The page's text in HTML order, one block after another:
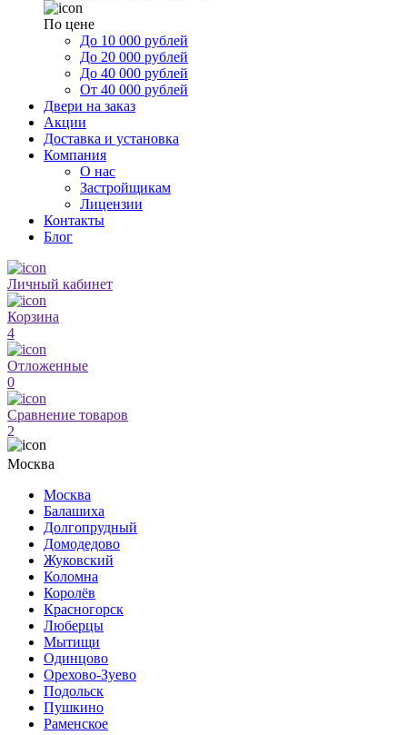
По цене
До 10 000 рублей
До 20 000 рублей
До 40 000 рублей
От 40 000 рублей
Двери на заказ
Акции
Доставка и установка
Компания
О нас
Застройщикам
Лицензии
Контакты
Блог
Личный кабинет
Корзина
4
Отложенные
0
Сравнение товаров
2
Москва
Москва
Балашиха
Долгопрудный
Домодедово
Жуковский
Коломна
Королёв
Красногорск
Люберцы
Мытищи
Одинцово
Орехово-Зуево
Подольск
Пушкино
Раменское